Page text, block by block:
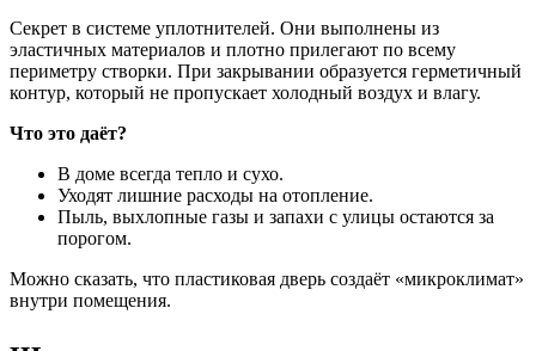
Секрет в системе уплотнителей. Они выполнены из
эластичных материалов и плотно прилегают по всему
периметру створки. При закрывании образуется герметичный
контур, который не пропускает холодный воздух и влагу.
Что это даёт?
В доме всегда тепло и сухо.
Уходят лишние расходы на отопление.
Пыль, выхлопные газы и запахи с улицы остаются за
порогом.
Можно сказать, что пластиковая дверь создаёт «микроклимат»
внутри помещения.